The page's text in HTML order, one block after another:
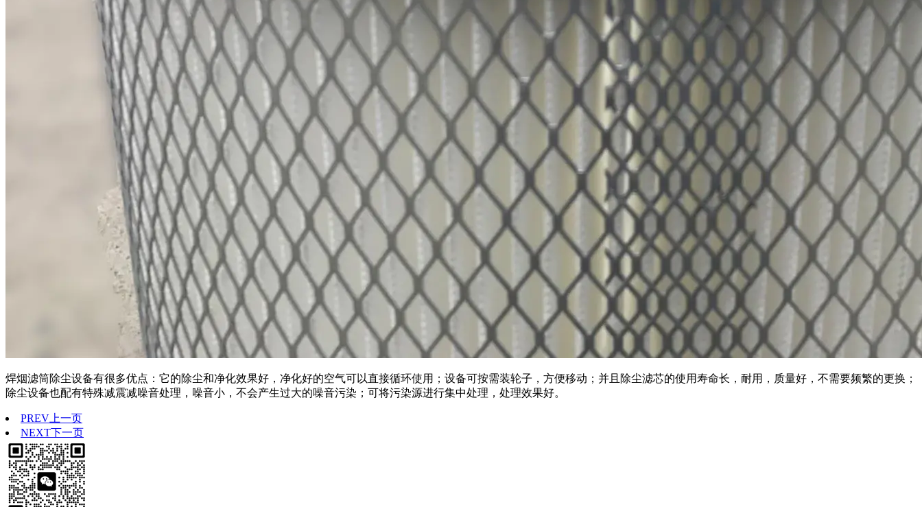
焊烟滤筒除尘设备有很多优点：它的除尘和净化效果好，净化好的空气可以直接循环使用；设备可按需装轮子，方便移动；并且除尘滤芯的使用寿命长，耐用，质量好，不需要频繁的更换；
除尘设备也配有特殊减震减噪音处理，噪音小，不会产生过大的噪音污染；可将污染源进行集中处理，处理效果好。
PREV 上一页
NEXT下一页